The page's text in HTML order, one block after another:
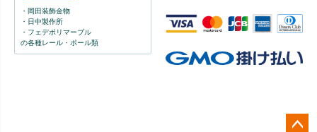
・岡田装飾金物
・日中製作所
・フェデポリマーブル
の各種レール・ポール類